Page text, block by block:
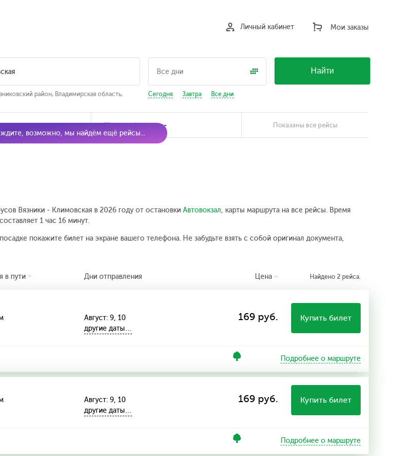
Мои заказы
Личный кабинет
район, Владимирская область,
Сегодня Завтра Все дни
Найти
Наличие билетов Показаны все рейсы
Вязники - Климовская в 2026 году от остановки Автовокзал, карты маршрута на все рейсы. Время
1 час 16 минут.
покажите билет на экране вашего телефона. Не забудьте взять с собой оригинал документа,
возможно, мы найдём ещё рейсы...
в пути Дни отправления Цена Найдено 2 рейса.
Август: 9, 10
другие даты…
169 руб. Купить билет
Подробнее о маршруте
Август: 9, 10
другие даты…
169 руб. Купить билет
Подробнее о маршруте